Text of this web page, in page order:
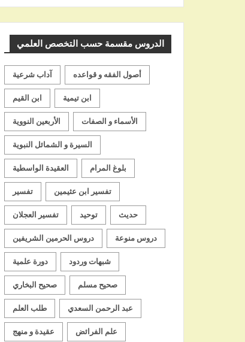
الدروس مقسمة حسب التخصص العلمي
آداب شرعية أصول الفقه و قواعده
ابن القيم ابن تيمية
الأربعين النووية الأسماء و الصفات
السيرة و الشمائل النبوية
العقيدة الواسطية بلوغ المرام
تفسير تفسير ابن عثيمين
تفسير العجلان توحيد حديث
دروس الحرمين الشريفين دروس منوعة
دورة علمية شبهات وردود
صحيح البخاري صحيح مسلم
طلب العلم عبد الرحمن السعدي
عقيدة و منهج علم الفرائض